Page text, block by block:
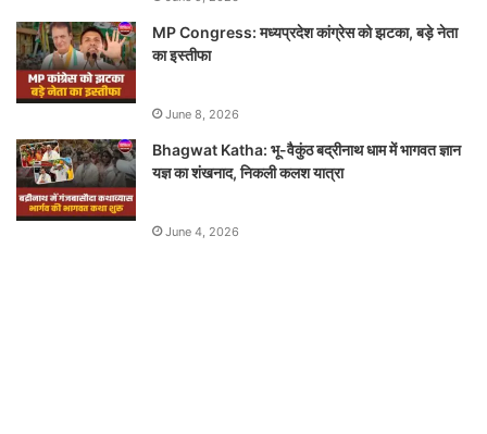
MP Congress: मध्यप्रदेश कांग्रेस को झटका, बड़े नेता
का इस्तीफा
June 8, 2026
Bhagwat Katha: भू-वैकुंठ बद्रीनाथ धाम में भागवत ज्ञान
यज्ञ का शंखनाद, निकली कलश यात्रा
June 4, 2026